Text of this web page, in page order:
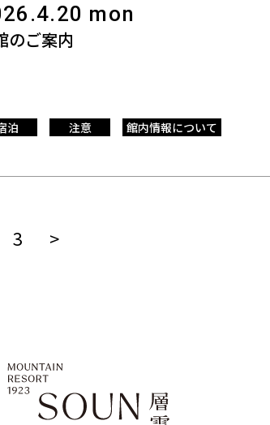
mon
のご案内
泊 注意 館内情報について
3 >